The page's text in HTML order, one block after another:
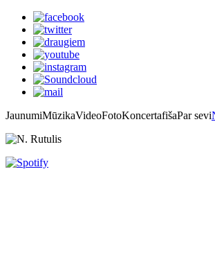
JaunumiMūzikaVideoFotoKoncertafišaPar sevi